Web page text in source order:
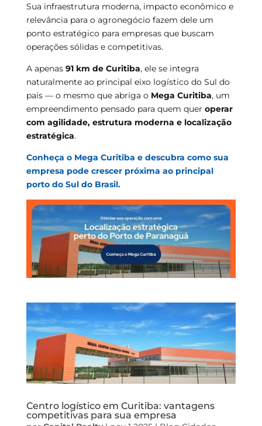
Sua infraestrutura moderna, impacto econômico e
relevância para o agronegócio fazem dele um
ponto estratégico para empresas que buscam
operações sólidas e competitivas.
A apenas 91 km de Curitiba, ele se integra
naturalmente ao principal eixo logístico do Sul do
país — o mesmo que abriga o Mega Curitiba, um
empreendimento pensado para quem quer operar
com agilidade, estrutura moderna e localização
estratégica.
Conheça o Mega Curitiba e descubra como sua
empresa pode crescer próxima ao principal
porto do Sul do Brasil.
Centro logístico em Curitiba: vantagens
competitivas para sua empresa